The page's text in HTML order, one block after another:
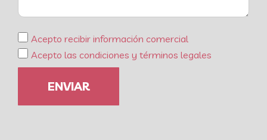
Acepto recibir información comercial
Acepto las condiciones y términos legales
ENVIAR